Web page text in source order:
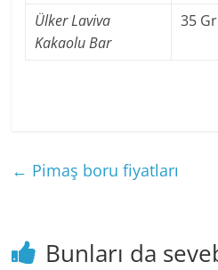
Ülker Laviva
Kakaolu Bar
35 Gr
← Pimaş boru fiyatları
Bunları da